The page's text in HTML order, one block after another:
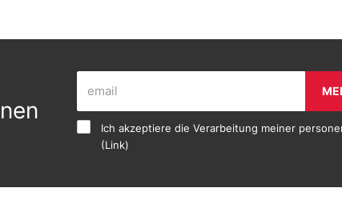
Ich akzeptiere die Verarbeitung meiner
(Link)